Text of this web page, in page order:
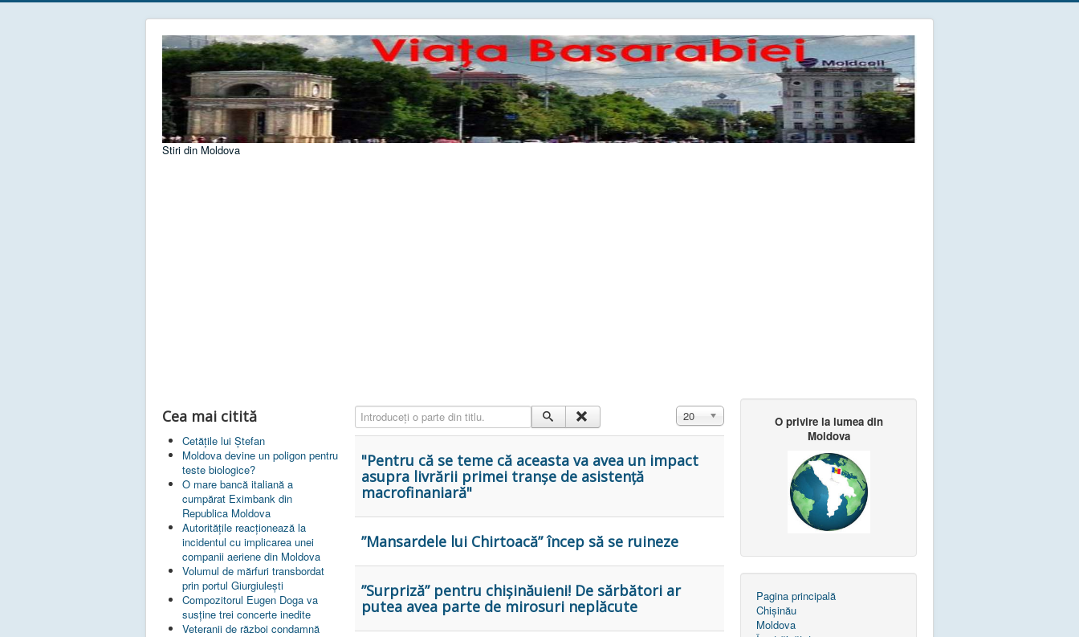
Stiri din Moldova
Cea mai citită
Cetățile lui Ștefan
Moldova devine un poligon pentru
teste biologice?
O mare bancă italiană a
cumpărat Eximbank din
Republica Moldova
Autoritățile reacționează la
incidentul cu implicarea unei
companii aeriene din Moldova
Volumul de mărfuri transbordat
prin portul Giurgiulești
Compozitorul Eugen Doga va
susţine trei concerte inedite
Veteranii de război condamnă
Introduceți o parte din titlu. Afișare #
20
"Pentru că se teme că aceasta va avea un impact
asupra livrării primei tranșe de asistență
macrofinaniară"
”Mansardele lui Chirtoacă” încep să se ruineze
”Surpriză” pentru chișinăuieni! De sărbători ar
putea avea parte de mirosuri neplăcute
O privire la lumea din
Moldova
Pagina principală
Chișinău
Moldova